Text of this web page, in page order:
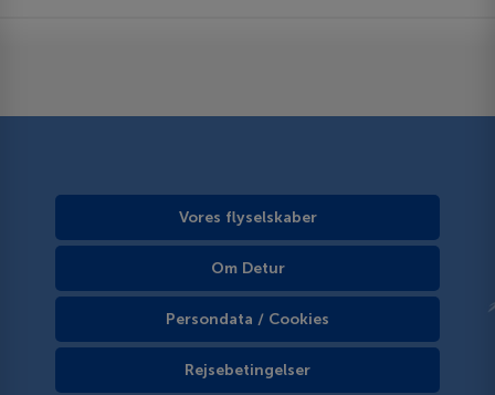
Vores flyselskaber
Om Detur
Persondata / Cookies
Rejsebetingelser